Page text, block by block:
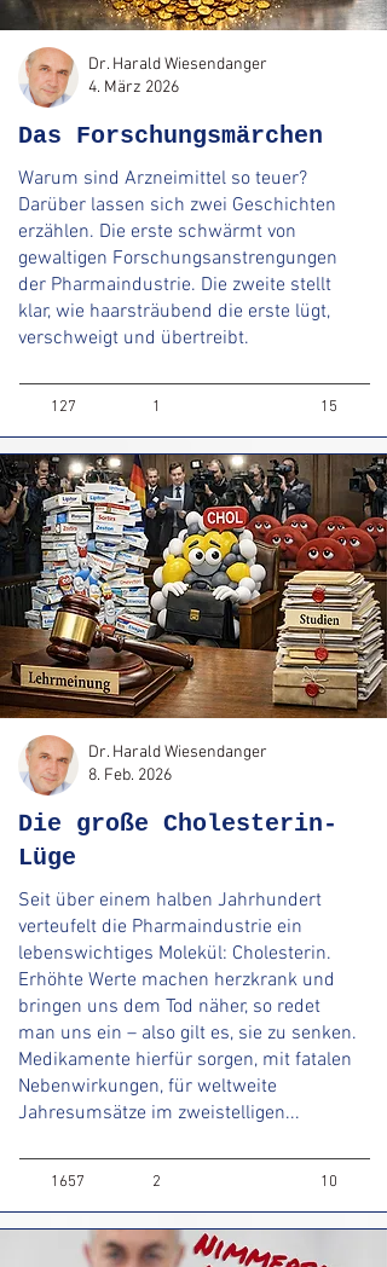
Dr. Harald Wiesendanger
4. März 2026
Das Forschungsmärchen
Warum sind Arzneimittel so teuer?
Darüber lassen sich zwei Geschichten
erzählen. Die erste schwärmt von
gewaltigen Forschungsanstrengungen
der Pharmaindustrie. Die zweite stellt
klar, wie haarsträubend die erste lügt,
verschweigt und übertreibt.
127 1 15
Dr. Harald Wiesendanger
8. Feb. 2026
Die große Cholesterin-
Lüge
Seit über einem halben Jahrhundert
verteufelt die Pharmaindustrie ein
lebenswichtiges Molekül: Cholesterin.
Erhöhte Werte machen herzkrank und
bringen uns dem Tod näher, so redet
man uns ein – also gilt es, sie zu senken.
Medikamente hierfür sorgen, mit fatalen
Nebenwirkungen, für weltweite
Jahresumsätze im zweistelligen...
1657 2 10